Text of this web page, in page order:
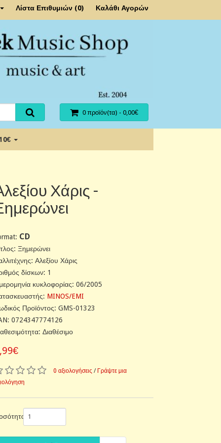
Λίστα Επιθυμιών (0) Καλάθι Αγορών
0 προϊόν(τα) - 0,00€
Χάρις -
CD
Ξημερώνει
Αλεξίου Χάρις
δίσκων: 1
κυκλοφορίας: 06/2005
MINOS/EMI
Προϊόντος: GMS-01323
0724347774126
Διαθέσιμο
0 αξιολογήσεις / Γράψτε μια